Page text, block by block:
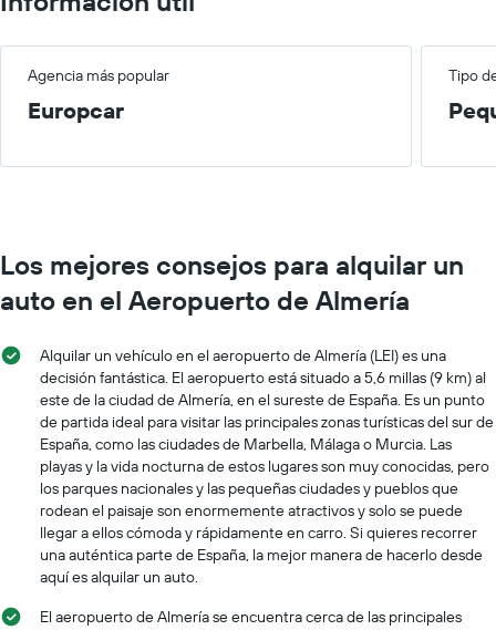
Agencia más popular Tipo
Europcar
Los mejores consejos para alquilar un
auto en el Aeropuerto de Almería
Alquilar un vehículo en el aeropuerto de Almería (LEI) es una
decisión fantástica. El aeropuerto está situado a 5,6 millas (9 km) al
este de la ciudad de Almería, en el sureste de España. Es un punto
de partida ideal para visitar las principales zonas turísticas del sur de
España, como las ciudades de Marbella, Málaga o Murcia. Las
playas y la vida nocturna de estos lugares son muy conocidas, pero
los parques nacionales y las pequeñas ciudades y pueblos que
rodean el paisaje son enormemente atractivos y solo se puede
llegar a ellos cómoda y rápidamente en carro. Si quieres recorrer
una auténtica parte de España, la mejor manera de hacerlo desde
aquí es alquilar un auto.
El aeropuerto de Almería se encuentra cerca de las principales